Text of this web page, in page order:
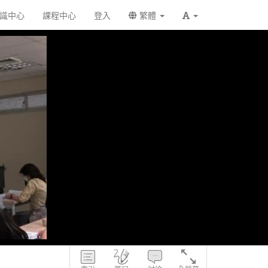
中心 課程中心 登入 繁體